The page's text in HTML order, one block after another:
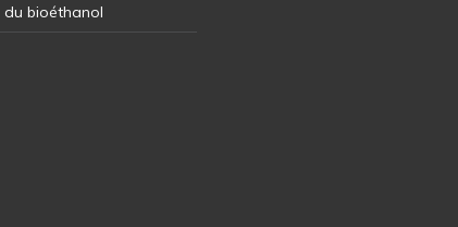
bioéthanol